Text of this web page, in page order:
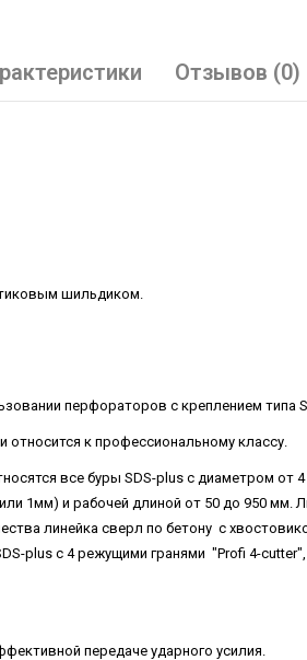
Отзывов (0)
шильдиком.
перфораторов с креплением типа
относится к профессиональному классу.
все буры SDS-plus с диаметром
1мм) и рабочей длиной от 50 до 950 мм.
линейка сверл по бетону с
plus с 4 режущими гранями "Profi 4-
передаче ударного усилия.